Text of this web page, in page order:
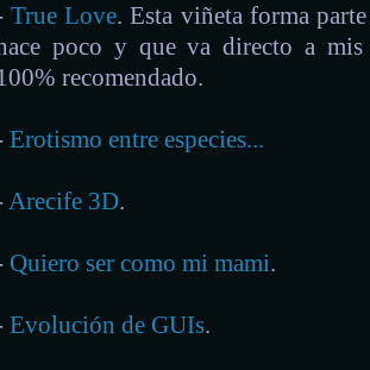
True Love. Esta viñeta forma
poco y que va directo a
recomendado.
Erotismo entre especies...
Arecife 3D.
Quiero ser como mi mami.
Evolución de GUIs.